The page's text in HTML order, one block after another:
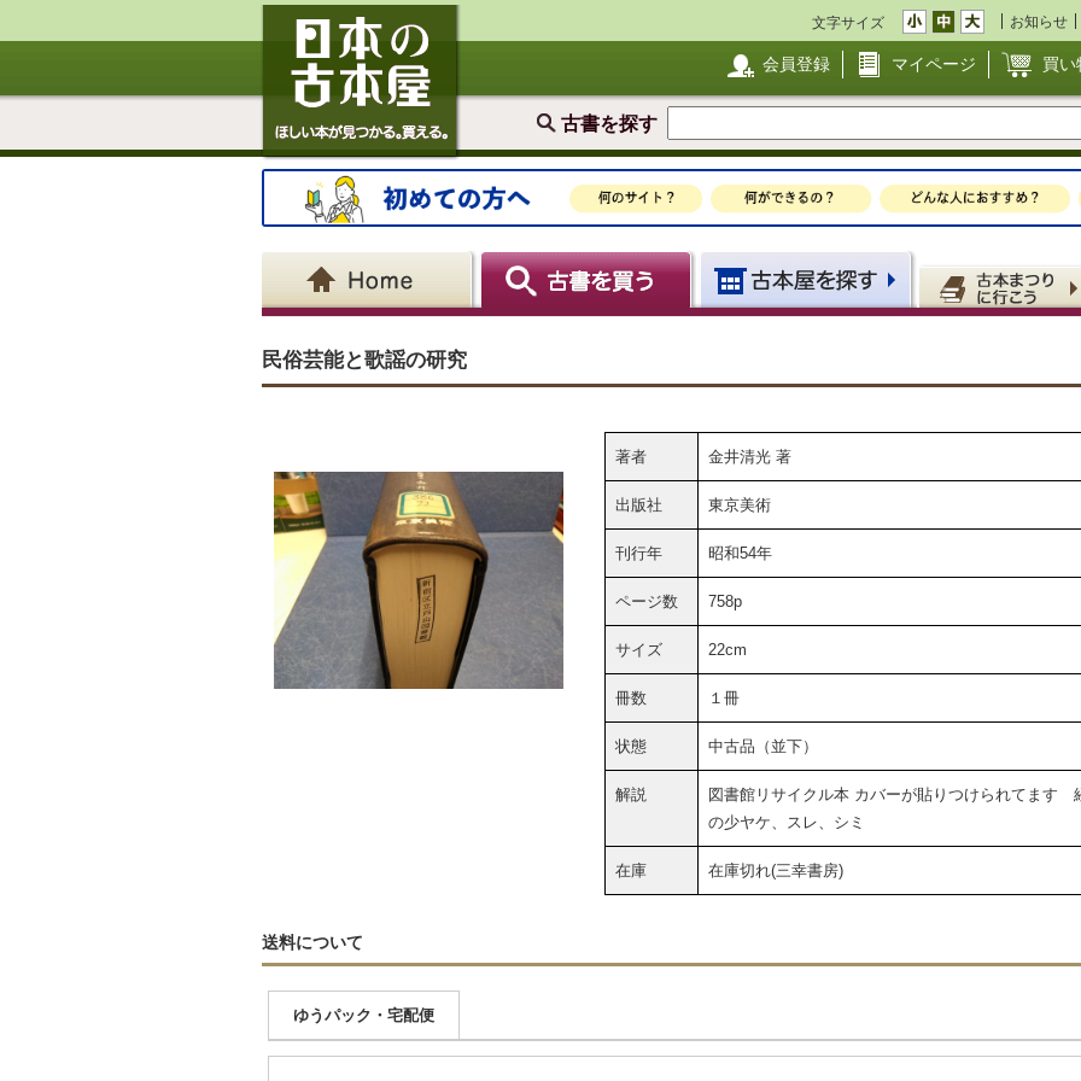
文字サイズ お知らせ
会員登録 マイページ 買い
古書を探す
民俗芸能と歌謡の研究
著者 金井清光 著
出版社 東京美術
刊行年 昭和54年
ページ数 758p
サイズ 22cm
冊数 １冊
状態 中古品（並下）
解説
図書館リサイクル本 カバーが貼りつけられてます
の少ヤケ、スレ、シミ
在庫 在庫切れ(三幸書房)
送料について
ゆうパック・宅配便